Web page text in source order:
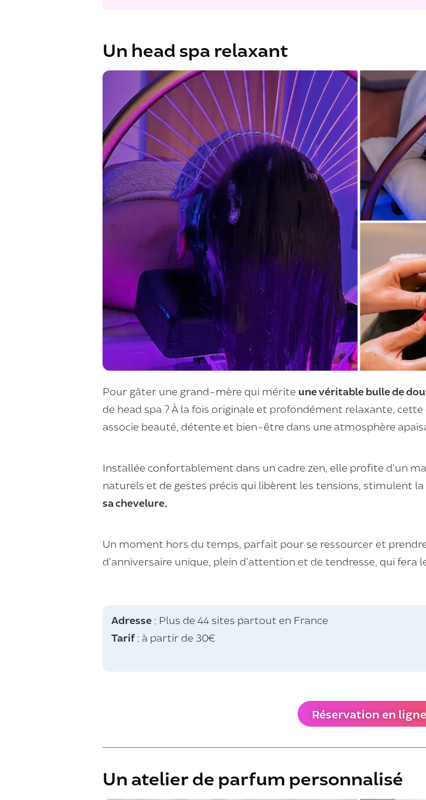
Un head spa relaxant
Pour gâter une grand-mère qui mérite une véritable bulle de
de head spa ? À la fois originale et profondément relaxante,
associe beauté, détente et bien-être dans une atmosphère
Installée confortablement dans un cadre zen, elle profite d’un
naturels et de gestes précis qui libèrent les tensions, stimulent
sa chevelure.
Un moment hors du temps, parfait pour se ressourcer et
d’anniversaire unique, plein d’attention et de tendresse, qui fera
Adresse : Plus de 44 sites partout en France
Tarif: à partir de 30€
Réservation en ligne
Un atelier de parfum personnalisé